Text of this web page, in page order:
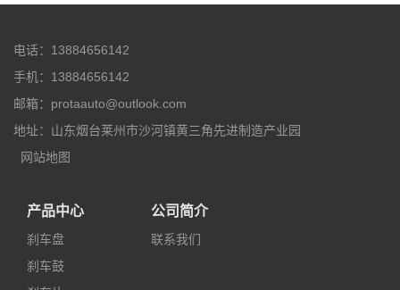
电话：13884656142
手机：13884656142
邮箱：protaauto@outlook.com
地址：山东烟台莱州市沙河镇黄三角先进制造产业园
网站地图
产品中心
刹车盘
刹车鼓
公司简介
联系我们